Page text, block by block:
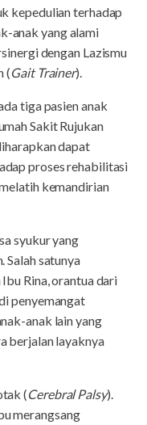
kepedulian terhadap
anak yang alami
dengan Lazismu
(Gait Trainer).
tiga pasien anak
Sakit Rujukan
dapat
proses rehabilitasi
kemandirian
syukur yang
Salah satunya
Rina, orantua dari
penyemangat
anak lain yang
berjalan layaknya
(Cerebral Palsy).
merangsang